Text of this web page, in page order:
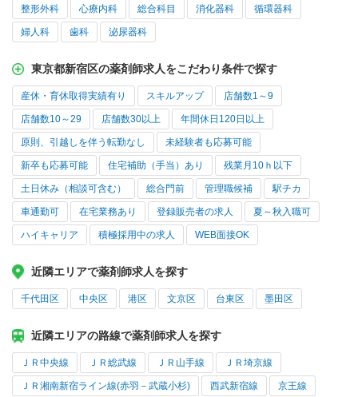
整形外科 心療内科 総合科目 消化器科 循環器科
婦人科 歯科 泌尿器科
東京都新宿区の薬剤師求人をこだわり条件で探す
産休・育休取得実績有り スキルアップ 店舗数1～9
店舗数10～29 店舗数30以上 年間休日120日以上
原則、引越しを伴う転勤なし 未経験者も応募可能
新卒も応募可能 住宅補助（手当）あり 残業月10ｈ以下
土日休み（相談可含む） 総合門前 管理職候補 駅チカ
車通勤可 在宅業務あり 登録販売者の求人 夏～秋入職可
ハイキャリア 積極採用中の求人 WEB面接OK
近隣エリアで薬剤師求人を探す
千代田区 中央区 港区 文京区 台東区 墨田区
近隣エリアの路線で薬剤師求人を探す
ＪＲ中央線 ＪＲ総武線 ＪＲ山手線 ＪＲ埼京線
ＪＲ湘南新宿ライン線(赤羽－武蔵小杉) 西武新宿線 京王線